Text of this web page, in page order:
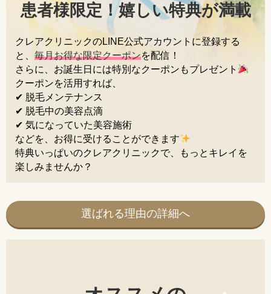
患者様限定！嬉しい特典が満載
クレアクリニックのLINE公式アカウントに登録する
と、 毎月お得な限定クーポンを配信！
さらに、お誕生日には特別なクーポンもプレゼント
クーポンを活用すれば、
✔ 脱毛メンテナンス
✔ 脱毛中の美容点滴
✔ 気になっていた美容施術
などを、お得に受けることができます
特典いっぱいのクレアクリニックで、もっとキレイを
楽しみませんか？
選ばれる理由の詳細へ